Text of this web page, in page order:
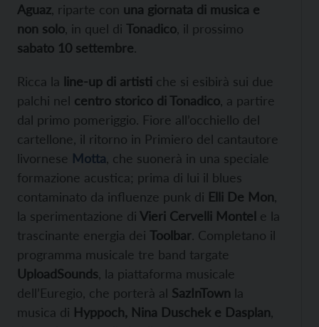
Aguaz , riparte con una giornata di musica e
non solo , in quel di Tonadico , il prossimo
sabato 10 settembre.
Ricca la line-up di artisti che si esibirà sui due
palchi nel centro storico di Tonadico , a partire
dal primo pomeriggio. Fiore all’occhiello del
cartellone, il ritorno in Primiero del cantautore
livornese Motta , che suonerà in una speciale
formazione acustica; prima di lui il blues
contaminato da influenze punk di Elli De Mon
la sperimentazione di Vieri Cervelli Montel e la
trascinante energia dei Toolbar. Completano il
programma musicale tre band targate
UploadSounds , la piattaforma musicale
dell’Euregio, che porterà al SazInTown la
musica di Hyppoch, Nina Duschek e Dasplan